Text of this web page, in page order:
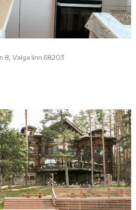
8, Valga linn 68203